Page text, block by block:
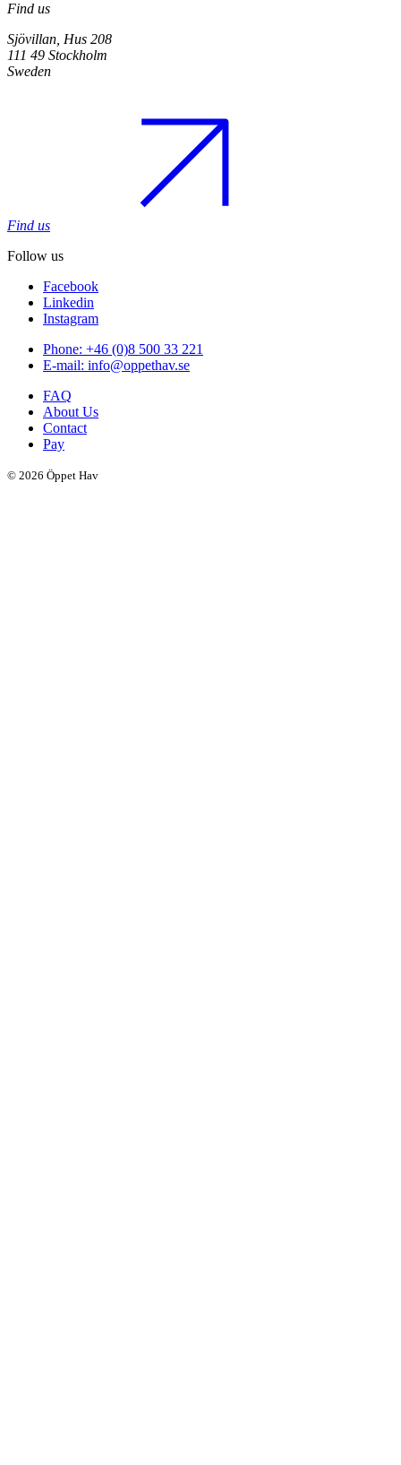
Find us
Sjövillan, Hus 208
111 49 Stockholm
Sweden
Find us
Follow us
Facebook
Linkedin
Instagram
Phone: +46 (0)8 500 33 221
E-mail: info@oppethav.se
FAQ
About Us
Contact
Pay
© 2026 Öppet Hav